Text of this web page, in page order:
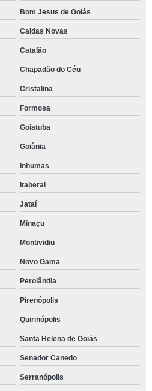
Bom Jesus de Goiás
Caldas Novas
Catalão
Chapadão do Céu
Cristalina
Formosa
Goiatuba
Goiânia
Inhumas
Itaberai
Jataí
Minaçu
Montividiu
Novo Gama
Perolândia
Pirenópolis
Quirinópolis
Santa Helena de Goiás
Senador Canedo
Serranópolis